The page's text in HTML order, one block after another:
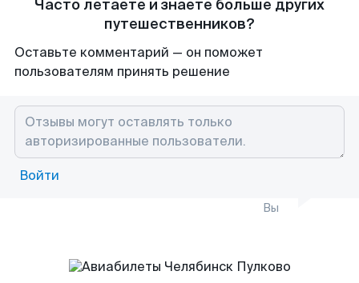
Часто летаете и знаете больше других
путешественников?
Оставьте комментарий — он поможет
пользователям принять решение
Войти
Вы